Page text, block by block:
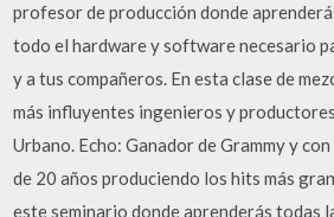
profesor de producción donde
todo el hardware y software necesario
y a tus compañeros. En esta clase de
más influyentes ingenieros y
Urbano. Echo: Ganador de Grammy y
de 20 años produciendo los hits más
este seminario donde aprenderás todas